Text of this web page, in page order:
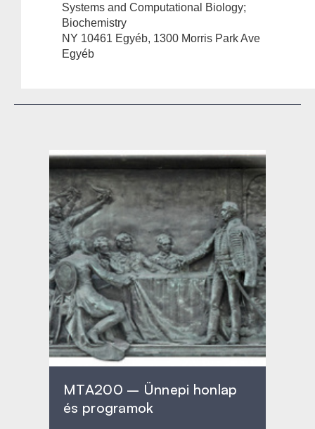
Systems and Computational Biology;
Biochemistry
NY 10461 Egyéb, 1300 Morris Park Ave
Egyéb
MTA200 – Ünnepi honlap
és programok